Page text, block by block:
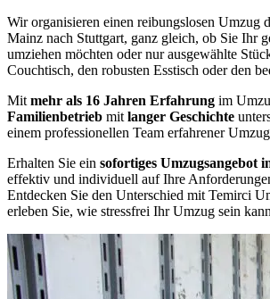
Wir organisieren einen reibungslosen Umzug
Mainz nach Stuttgart, ganz gleich, ob Sie Ihr
umziehen möchten oder nur ausgewählte
Couchtisch, den robusten Esstisch oder den
Mit mehr als 16 Jahren Erfahrung im
Familienbetrieb mit langer Geschichte
einem professionellen Team erfahrener
Erhalten Sie ein sofortiges Umzugsangebot
effektiv und individuell auf Ihre
Entdecken Sie den Unterschied mit Temirci
erleben Sie, wie stressfrei Ihr Umzug sein